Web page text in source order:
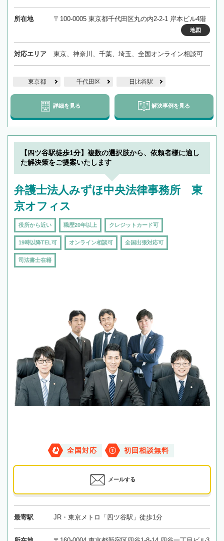
所在地 〒100-0005 東京都千代田区丸の内2-2-1 岸本ビル4階
地図
対応エリア 東京、神奈川、千葉、埼玉、全国オンライン相談可
東京都 千代田区 日比谷駅
詳細を見る 解決事例を見る
【四ツ谷駅徒歩1分】複数の選択肢から、依頼者様に適し
た解決策をご提案いたします
弁護士法人みずほ中央法律事務所 東
京オフィス
役所から近い 職歴20年以上 クレジットカード可
19時以降TEL可 オンライン相談可 全国出張対応可
司法書士在籍
全国対応 初回相談無料
メールする
最寄駅 JR・東京メトロ「四ツ谷駅」徒歩1分